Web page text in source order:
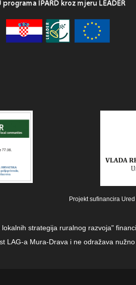
Projekt sufinancira
strategija ruralnog razvoja"
LAG-a Mura-Drava i ne odražava